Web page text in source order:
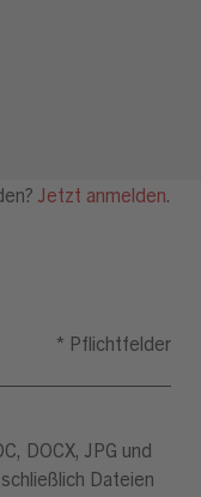
DOCX, JPG und
Dateien